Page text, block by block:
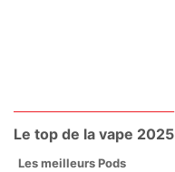
Le top de la vape 2025
Les meilleurs Pods